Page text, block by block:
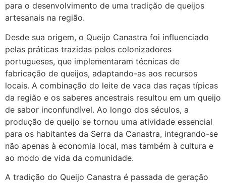
para o desenvolvimento de uma tradição de queijos
artesanais na região.
Desde sua origem, o Queijo Canastra foi influenciado
pelas práticas trazidas pelos colonizadores
portugueses, que implementaram técnicas de
fabricação de queijos, adaptando-as aos recursos
locais. A combinação do leite de vaca das raças típicas
da região e os saberes ancestrais resultou em um queijo
de sabor inconfundível. Ao longo dos séculos, a
produção de queijo se tornou uma atividade essencial
para os habitantes da Serra da Canastra, integrando-se
não apenas à economia local, mas também à cultura e
ao modo de vida da comunidade.
A tradição do Queijo Canastra é passada de geração